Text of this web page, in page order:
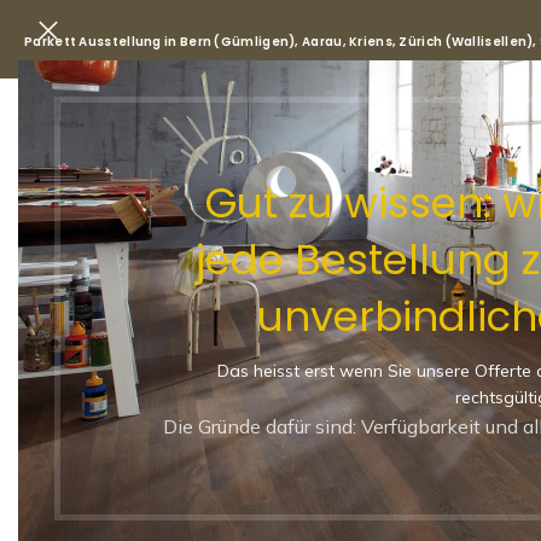
Gut zu wissen:
jede Bestellung
Das heisst erst wenn Sie unsere
Die Gründe dafür sind: Verfügbarkeit und
Parkett Ausstellung in Bern (Gümligen), Aarau, Kriens, Zürich
Start/Shop/Parkett/
Landhausdiele (XL)
Sortierung
-23%
LANDHAUSDIELE (XL)
MATT VERSIEGELT
2200 X 209 X 14 MM
RUHIG